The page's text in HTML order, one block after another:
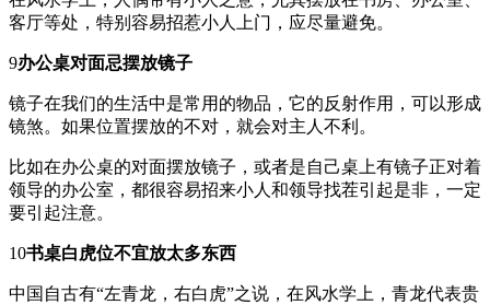
客厅等处，特别容易招惹小人上门，应尽量避免。
9办公桌对面忌摆放镜子
镜子在我们的生活中是常用的物品，它的反射作用，可以形成
镜煞。如果位置摆放的不对，就会对主人不利。
比如在办公桌的对面摆放镜子，或者是自己桌上有镜子正对着
领导的办公室，都很容易招来小人和领导找茬引起是非，一定
要引起注意。
10书桌白虎位不宜放太多东西
中国自古有“左青龙，右白虎”之说，在风水学上，青龙代表贵